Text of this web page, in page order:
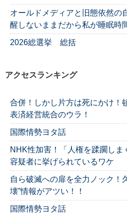
オールドメディアと旧態依然の
醒しないままだから私が睡眠時
2026総選挙 総括
アクセスランキング
合併！しかし片方は死にかけ！
表済経営統合のウラ！
国際情勢ヨタ話
NHK性加害！「人権を蹂躙し
容疑者に挙げられているワケ
自ら破滅への扉を全力ノック！
壊”情報がアツい！！
国際情勢ヨタ話